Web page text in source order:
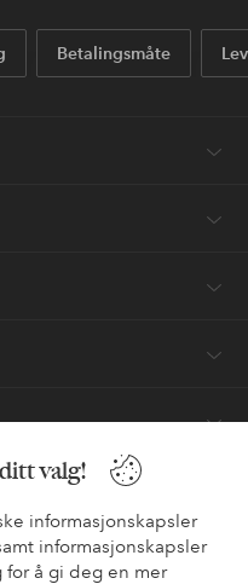
valg!
informasjonskapsler
informasjonskapsler
å gi deg en mer
Betalingsmåte
eller del opp
?